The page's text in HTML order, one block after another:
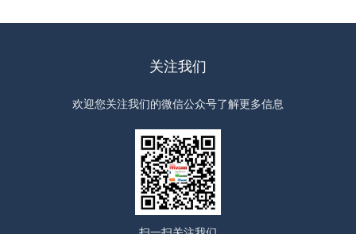
关注我们
欢迎您关注我们的微信公众号了解更多信息